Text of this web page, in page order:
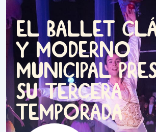
EL BALLET CL
Y MODERNO
MUNICIPAL
SU TERCERA
TEMPORADA